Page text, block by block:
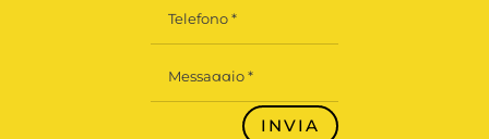
INVIA